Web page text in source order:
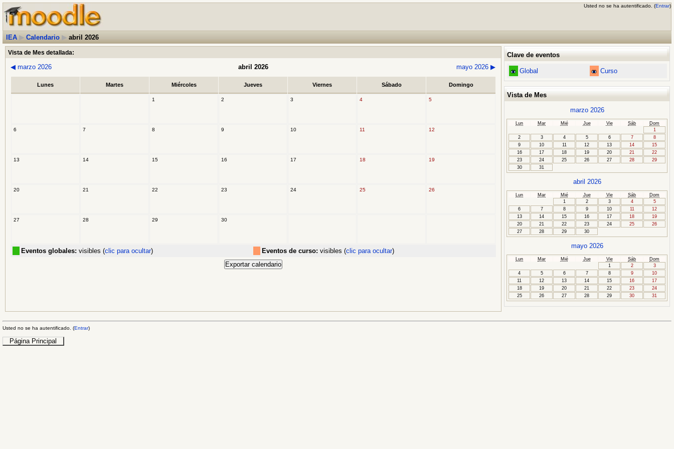
Usted no se ha autentificado. (Entrar)
IEA ▶ Calendario ▶abril 2026
Vista de Mes detallada:
◀ marzo 2026 abril 2026 mayo 2026▶
Lunes Martes Miércoles Jueves Viernes Sábado Domingo
1 2 3 4 5
6 7 8 9 10 11 12
13 14 15 16 17 18 19
20 21 22 23 24 25 26
27 28 29 30
Eventos globales: visibles (clic para ocultar) Eventos de curso: visibles (clic para ocultar)
Clave de eventos
Global Curso
Vista de Mes
marzo 2026
Lun Mar Mié Jue Vie Sáb
Dom
1
2
3 4 5 6 7
8
9
10 11 12 13 14
15
16
17 18 19 20 21
22
23
24 25 26 27 28
29
30
31
abril 2026
Lun Mar Mié Jue Vie Sáb
Dom
1
2 3 4
5
6
7 8 9 10 11
12
13
14 15 16 17 18
19
20
21 22 23 24 25
26
27
28 29 30
mayo 2026
Lun Mar Mié Jue Vie Sáb
Dom
1
2
3
4
5 6 7 8 9
10
11
12 13 14 15 16
17
18
19 20 21 22 23
24
25
26 27 28 29 30 31
Usted no se ha autentificado. (Entrar)
Página Principal